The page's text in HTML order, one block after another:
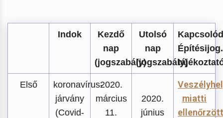
Indok
Kezdő
nap
(jogszabály)
Utolsó
nap
(jogszabály)
Első
koronavírus-
járvány
(Covid-
2020.
március
11.
2020.
június
miatti
ellenőrzött